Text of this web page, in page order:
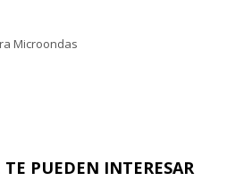
Microondas
PUEDEN INTERESAR